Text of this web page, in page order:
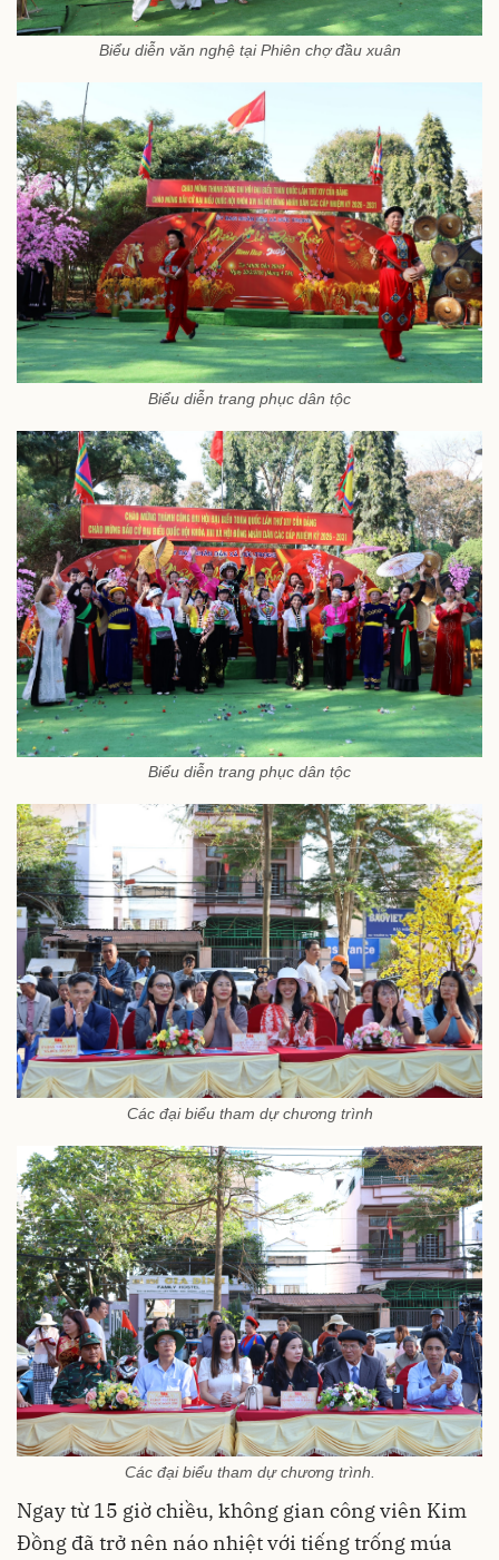
Biểu diễn văn nghệ tại Phiên chợ đầu xuân
Biểu diễn trang phục dân tộc
Biểu diễn trang phục dân tộc
Các đại biểu tham dự chương trình
Các đại biểu tham dự chương trình.
Ngay từ 15 giờ chiều, không gian công viên Kim
Đồng đã trở nên náo nhiệt với tiếng trống múa